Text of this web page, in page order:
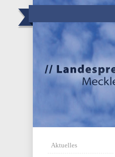
Aktuelles